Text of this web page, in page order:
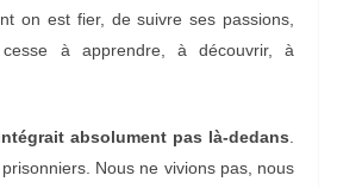
on est fier, de suivre ses passions,
à apprendre, à découvrir, à
absolument pas là-dedans.
Nous ne vivions pas, nous